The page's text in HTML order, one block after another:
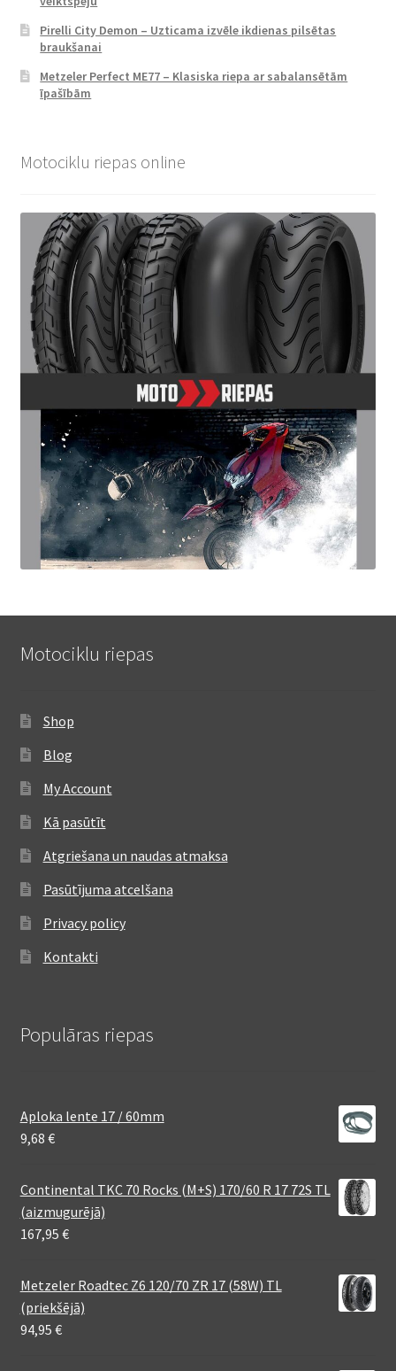
Pirelli City Demon – Uzticama izvēle ikdienas pilsētas
braukšanai
Metzeler Perfect ME77 – Klasiska riepa ar sabalansētām
īpašībām
Motociklu riepas online
Motociklu riepas
Shop
Blog
My Account
Kā pasūtīt
Atgriešana un naudas atmaksa
Pasūtījuma atcelšana
Privacy policy
Kontakti
Populāras riepas
Aploka lente 17 / 60mm
9,68 €
Continental TKC 70 Rocks (M+S) 170/60 R 17 72S TL
(aizmugurējā)
167,95 €
Metzeler Roadtec Z6 120/70 ZR 17 (58W) TL
(priekšējā)
94,95 €